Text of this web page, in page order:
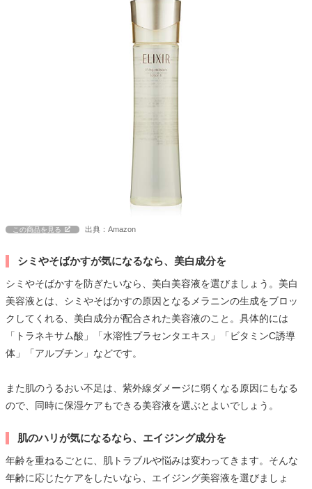
この商品を見る 出典：Amazon
シミやそばかすが気になるなら、美白成分を
シミやそばかすを防ぎたいなら、美白美容液を選びましょう。美白
美容液とは、シミやそばかすの原因となるメラニンの生成をブロッ
クしてくれる、美白成分が配合された美容液のこと。具体的には
「トラネキサム酸」「水溶性プラセンタエキス」「ビタミンC誘導
体」「アルブチン」などです。
また肌のうるおい不足は、紫外線ダメージに弱くなる原因にもなる
ので、同時に保湿ケアもできる美容液を選ぶとよいでしょう。
肌のハリが気になるなら、エイジング成分を
年齢を重ねるごとに、肌トラブルや悩みは変わってきます。そんな
年齢に応じたケアをしたいなら、エイジング美容液を選びましょ